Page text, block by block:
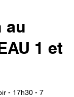
au
1 et
- 17h30 - 7